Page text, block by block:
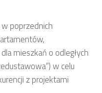
poprzednich
mieszkań o odległych
w celu
z projektami